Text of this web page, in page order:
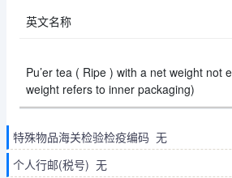
英文名称
Pu’er tea ( Ripe ) with a net weight not
weight refers to inner packaging)
特殊物品海关检验检疫编码 无
个人行邮(税号) 无